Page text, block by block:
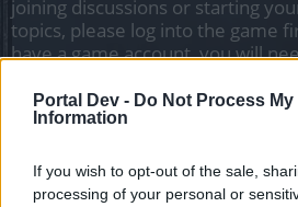
Portal Dev - Do Not Process My
Information
If you wish to opt-out of the sale,
processing of your personal or
joining discussions or starting
topics, please log into the game
have a game account, you will
HERE
CranNBethadH
Forum Greenhorn